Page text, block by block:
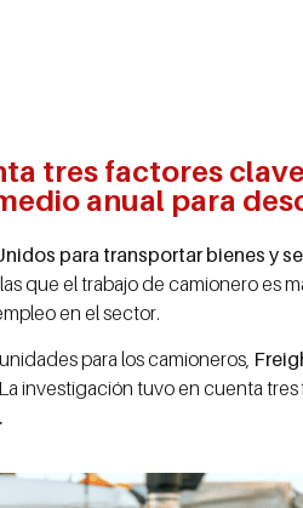
tres factores
anual para
para transportar bienes y
que el trabajo de camionero es
en el sector.
para los camioneros,
La investigación tuvo en cuenta tres